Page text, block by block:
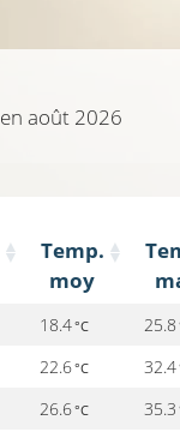
en août 2026
Temp.
moy
18.4°C 25.8
22.6°C 32.4
26.6°C 35.3